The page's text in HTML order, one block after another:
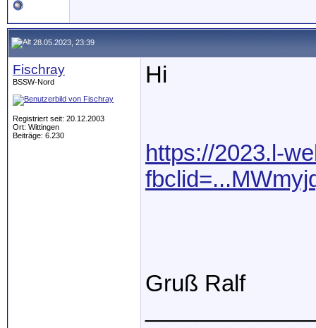
28.05.2023, 23:39
Fischray
BSSW-Nord
Registriert seit: 20.12.2003
Ort: Wittingen
Beiträge: 6.230
Hi
https://2023.l-
Gruß Ralf